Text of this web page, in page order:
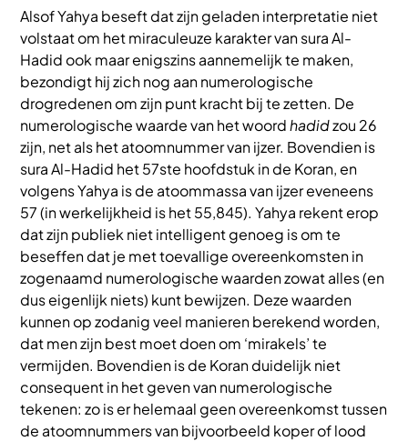
Alsof Yahya beseft dat zijn geladen interpretatie niet
volstaat om het miraculeuze karakter van sura Al-
Hadid ook maar enigszins aannemelijk te maken,
bezondigt hij zich nog aan numerologische
drogredenen om zijn punt kracht bij te zetten. De
numerologische waarde van het woordhadidzou 26
zijn, net als het atoomnummer van ijzer. Bovendien is
sura Al-Hadid het 57ste hoofdstuk in de Koran, en
volgens Yahya is de atoommassa van ijzer eveneens
57 (in werkelijkheid is het 55,845). Yahya rekent erop
dat zijn publiek niet intelligent genoeg is om te
beseffen dat je met toevallige overeenkomsten in
zogenaamd numerologische waarden zowat alles (en
dus eigenlijk niets) kunt bewijzen. Deze waarden
kunnen op zodanig veel manieren berekend worden,
dat men zijn best moet doen om ‘mirakels’ te
vermijden. Bovendien is de Koran duidelijk niet
consequent in het geven van numerologische
tekenen: zo is er helemaal geen overeenkomst tussen
de atoomnummers van bijvoorbeeld koper of lood